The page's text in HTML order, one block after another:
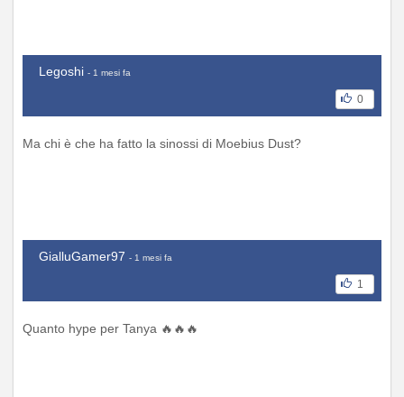
Legoshi - 1 mesi fa
0
Ma chi è che ha fatto la sinossi di Moebius Dust?
GialluGamer97 - 1 mesi fa
1
Quanto hype per Tanya 🔥🔥🔥